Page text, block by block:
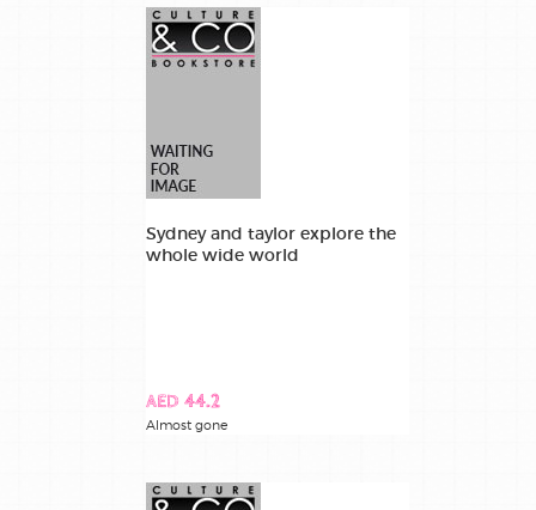
Sydney and taylor explore the
whole wide world
AED 44.2
Almost gone